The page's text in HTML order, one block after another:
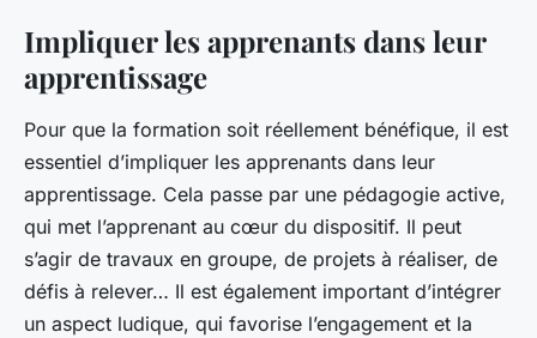
Impliquer les apprenants dans leur
apprentissage
Pour que la formation soit réellement bénéfique, il est
essentiel d’impliquer les apprenants dans leur
apprentissage. Cela passe par une pédagogie active,
qui met l’apprenant au cœur du dispositif. Il peut
s’agir de travaux en groupe, de projets à réaliser, de
défis à relever… Il est également important d’intégrer
un aspect ludique, qui favorise l’engagement et la